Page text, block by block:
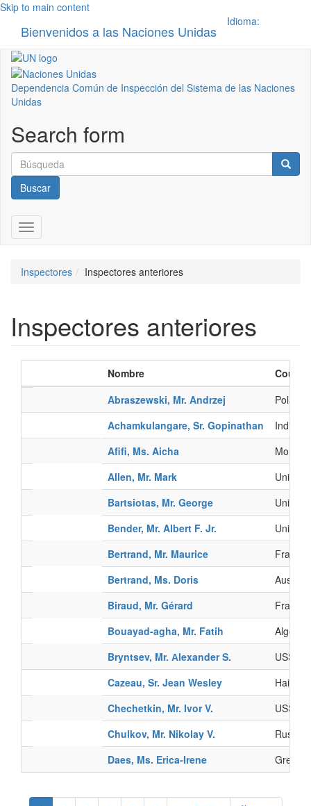
Skip to main content
Bienvenidos a las Naciones Unidas
Idioma:
Dependencia Común de Inspección del Sistema de las Naciones
Unidas
Search form
Buscar
Toggle navigation
Inspectores Inspectores anteriores
Inspectores anteriores
Nombre
Abraszewski, Mr. Andrzej
Poland
Achamkulangare, Sr. Gopinathan
India
Afifi, Ms. Aicha
Allen, Mr. Mark
United
Bartsiotas, Mr. George
United
Bender, Mr. Albert F. Jr.
United
Bertrand, Mr. Maurice
France
Bertrand, Ms. Doris
Austria
Biraud, Mr. Gérard
France
Bouayad-agha, Mr. Fatih
Algeria
Bryntsev, Mr. Аlexander S.
USSR
Cazeau, Sr. Jean Wesley
Haiti
Chechetkin, Mr. Ivor V.
USSR
Chulkov, Mr. Nikolay V.
Daes, Ms. Erica-Irene
Greece